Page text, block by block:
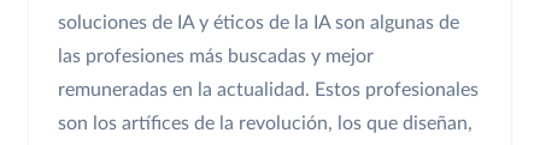
soluciones de IA y éticos de la IA son algunas de
las profesiones más buscadas y mejor
remuneradas en la actualidad. Estos profesionales
son los artífices de la revolución, los que diseñan,